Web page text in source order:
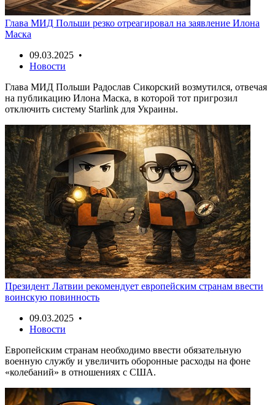
Глава МИД Польши резко отреагировал на заявление Илона
Маска
09.03.2025 •
Новости
Глава МИД Польши Радослав Сикорский возмутился, отвечая
на публикацию Илона Маска, в которой тот пригрозил
отключить систему Starlink для Украины.
Президент Латвии рекомендует европейским странам ввести
воинскую повинность
09.03.2025 •
Новости
Европейским странам необходимо ввести обязательную
военную службу и увеличить оборонные расходы на фоне
«колебаний» в отношениях с США.